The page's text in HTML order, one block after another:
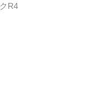
R4